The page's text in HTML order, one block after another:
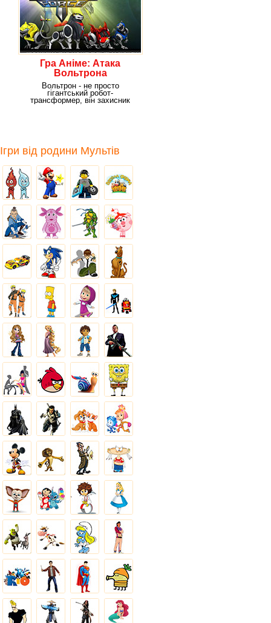
Гра Аніме: Атака
Вольтрона
Вольтрон - не просто
гігантський робот-
трансформер, він захисник
Ігри від родини Мультів